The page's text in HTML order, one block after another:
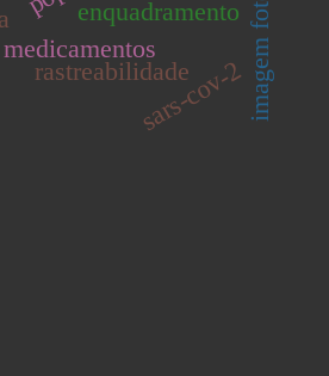
enquadramento
rastreabilidadesars-cov-2